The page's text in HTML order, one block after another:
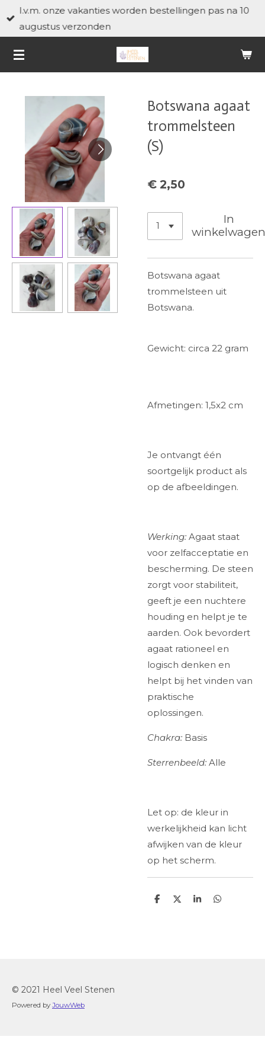
Ga
direct
de
I.v.m. onze vakanties worden bestellingen pas na 10
augustus verzonden
Botswana agaat
trommelsteen
(S)
€ 2,50
In
Botswana agaat
trommelsteen uit
Botswana.
Gewicht: circa 22 gram
Afmetingen: 1,5x2 cm
Je ontvangt één
soortgelijk product als
op de afbeeldingen.
Werking: Agaat staat
voor zelfacceptatie en
bescherming. De steen
zorgt voor stabiliteit,
geeft je een nuchtere
houding en helpt je te
aarden. Ook bevordert
agaat rationeel en
logisch denken en
helpt bij het vinden van
praktische
oplossingen.
Chakra: Basis
Sterrenbeeld: Alle
Let op: de kleur in
werkelijkheid kan licht
afwijken van de kleur
op het scherm.
D
D
S
D
© 2021 Heel Veel Stenen
Powered by JouwWeb